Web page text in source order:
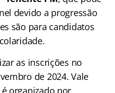
devido a progressão
são para candidatos
as inscrições no
de 2024. Vale
organizado por